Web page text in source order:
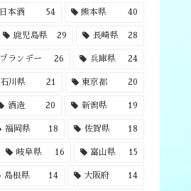
日本酒 54 熊本県 40
鹿児島県 29 長崎県 28
ブランデー 26 兵庫県 24
石川県 21 東京都 20
酒造 20 新潟県 19
福岡県 18 佐賀県 18
岐阜県 16 富山県 15
島根県 14 大阪府 14